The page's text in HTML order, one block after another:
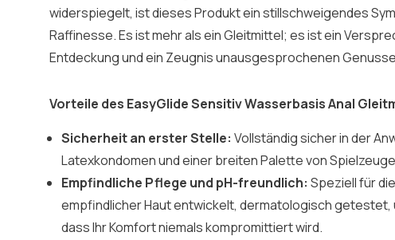
widerspiegelt, ist dieses Produkt ein stillschweigendes
Raffinesse. Es ist mehr als ein Gleitmittel; es ist ein
Entdeckung und ein Zeugnis unausgesprochenen
Vorteile des EasyGlide Sensitiv Wasserbasis Anal
Sicherheit an erster Stelle: Vollständig sicher in der
Latexkondomen und einer breiten Palette von
Empfindliche Pflege und pH-freundlich: Speziell für
empfindlicher Haut entwickelt, dermatologisch getestet,
dass Ihr Komfort niemals kompromittiert wird.